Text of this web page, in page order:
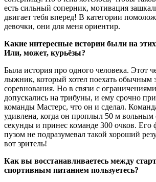
есть сильный соперник, мотивация
двигает тебя вперед! В категории
девочки, они для меня ориентир.
Какие интересные истории были на
Или, может, курьёзы?
Была история про одного человека. Этот
лыжник, который хотел поехать обычным
соревнования. Но в связи с
допускались на трибуны, и ему срочно
команды Мастерс, что он и сделал.
удивлена, когда он проплыл 50 м вольным
секунды и принес команде 300 очков. Его
пузом не подразумевал такой хороший
вот зритель!
Как вы восстанавливаетесь между
спортивным питанием пользуетесь?